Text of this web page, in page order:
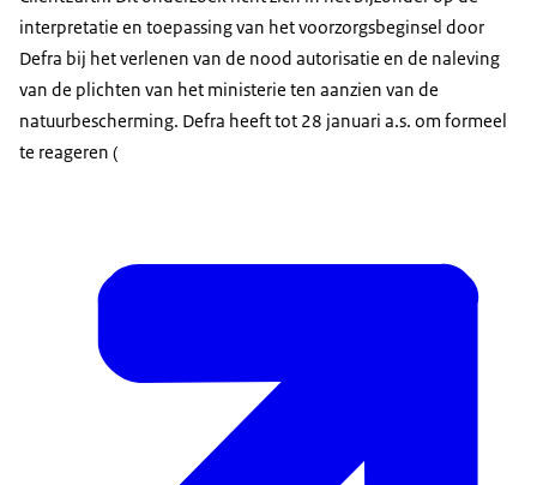
interpretatie en toepassing van het voorzorgsbeginsel door
Defra bij het verlenen van de nood autorisatie en de naleving
van de plichten van het ministerie ten aanzien van de
natuurbescherming. Defra heeft tot 28 januari a.s. om formeel
te reageren (